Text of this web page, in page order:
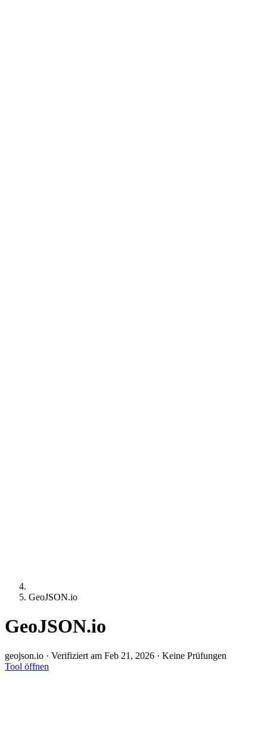
GeoJSON.io
GeoJSON.io
geojson.io · Verifiziert am Feb 21, 2026 · Keine Prüfungen
Tool öffnen